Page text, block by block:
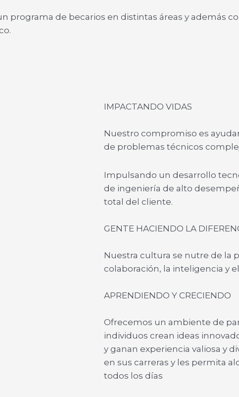
programa de becarios en distintas áreas y además
IMPACTANDO VIDAS
Nuestro compromiso es
de problemas técnicos
Impulsando un desarrollo
de ingeniería de alto
total del cliente.
GENTE HACIENDO LA
Nuestra cultura se nutre de la
colaboración, la inteligencia y
APRENDIENDO Y CRECIENDO
Ofrecemos un ambiente de
individuos crean ideas
y ganan experiencia valiosa y
en sus carreras y les permita
todos los días